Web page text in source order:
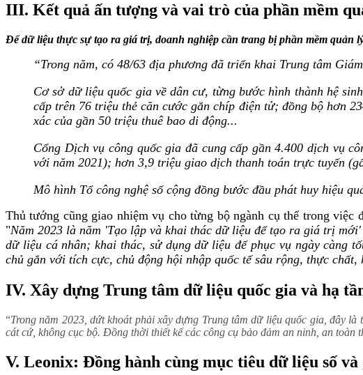
III. Kết quả ấn tượng và vai trò của phần mềm
Để dữ liệu thực sự tạo ra giá trị, doanh nghiệp cần trang bị phần mềm quản
“Trong năm, có 48/63 địa phương đã triển khai Trung tâm
Cơ sở dữ liệu quốc gia về dân cư, từng bước hình thành hệ
cấp trên 76 triệu thẻ căn cước gắn chíp điện tử; đồng bộ hơn
xác của gần 50 triệu thuê bao di động...
Cổng Dịch vụ công quốc gia đã cung cấp gần 4.400 dịch vụ
với năm 2021); hơn 3,9 triệu giao dịch thanh toán trực tuyến
Mô hình Tổ công nghệ số cộng đồng bước đầu phát huy hiệu
Thủ tướng cũng giao nhiệm vụ cho từng bộ ngành cụ thể trong
"Năm 2023 là năm 'Tạo lập và khai thác dữ liệu để tạo ra giá trị
dữ liệu cá nhân; khai thác, sử dụng dữ liệu để phục vụ ngày càng
chủ gắn với tích cực, chủ động hội nhập quốc tế sâu rộng, thực chất,
IV. Xây dựng Trung tâm dữ liệu quốc gia và hạ
“Trong năm 2023, dứt khoát phải xây dựng Trung tâm dữ liệu quốc gia, đây
cát cứ, không cục bộ. Đồng thời thiết kế các công cụ bảo đảm an ninh, an toàn
V. Leonix: Đồng hành cùng mục tiêu dữ liệu số